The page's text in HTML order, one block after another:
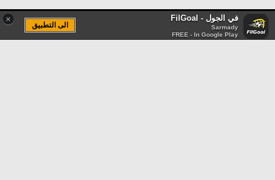
× في الجول - FilGoal
Sarmady
FREE - In Google Play
الى التطبيق